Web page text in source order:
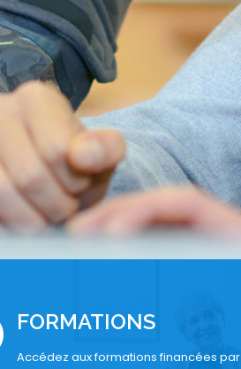
FORMATIONS
Accédez aux formations financées par